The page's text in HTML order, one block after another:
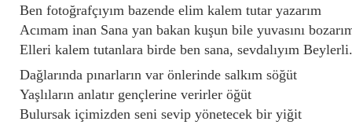
Ben fotoğrafçıyım bazende elim kalem tutar yazarım
Acımam inan Sana yan bakan kuşun bile yuvasını
Elleri kalem tutanlara birde ben sana, sevdalıyım Beylerli.
Dağlarında pınarların var önlerinde salkım söğüt
Yaşlıların anlatır gençlerine verirler öğüt
Bulursak içimizden seni sevip yönetecek bir yiğit